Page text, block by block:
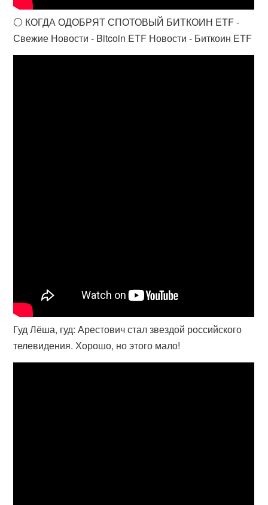
⚪️ КОГДА ОДОБРЯТ СПОТОВЫЙ БИТКОИН ETF -
Свежие Новости - Bitcoin ETF Новости - Биткоин ETF
Гуд Лёша, гуд: Арестович стал звездой российского
телевидения. Хорошо, но этого мало!